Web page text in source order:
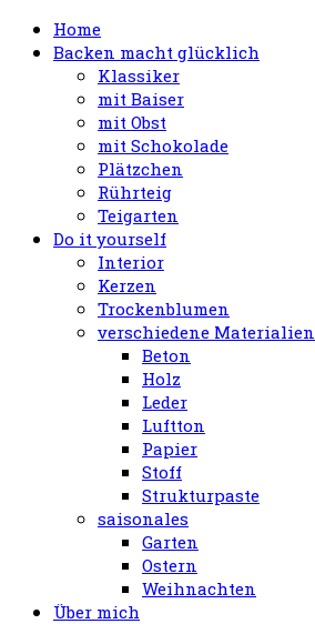
Home
Backen macht glücklich
Klassiker
mit Baiser
mit Obst
mit Schokolade
Plätzchen
Rührteig
Teigarten
Do it yourself
Interior
Kerzen
Trockenblumen
verschiedene Materialien
Beton
Holz
Leder
Luftton
Papier
Stoff
Strukturpaste
saisonales
Garten
Ostern
Weihnachten
Über mich